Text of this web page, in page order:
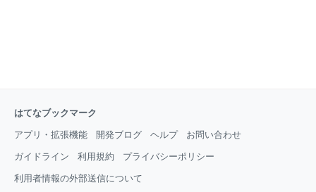
はてなブックマーク
アプリ・拡張機能 開発ブログ ヘルプ お問い合わせ
ガイドライン 利用規約 プライバシーポリシー
利用者情報の外部送信について